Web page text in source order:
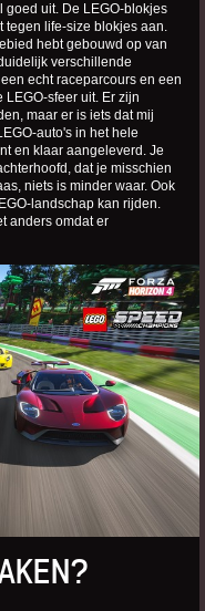
goed uit. De LEGO-blokjes
tegen life-size blokjes aan.
hebt gebouwd op van
verschillende
echt raceparcours en een
sfeer uit. Er zijn
maar er is iets dat mij
auto's in het hele
en klaar aangeleverd. Je
dat je misschien
niets is minder waar. Ook
landschap kan rijden.
anders omdat er